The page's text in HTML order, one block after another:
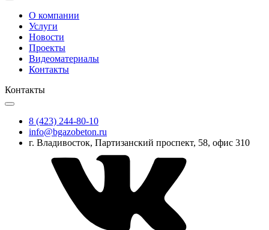
О компании
Услуги
Новости
Проекты
Видеоматериалы
Контакты
Контакты
8 (423) 244-80-10
info@bgazobeton.ru
г. Владивосток, Партизанский проспект, 58, офис 310